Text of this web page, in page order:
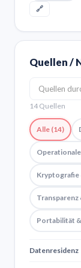
🔗
Quellen /
14 Quellen
Alle (14)
Kryptografie
Portabilität
Datenresidenz